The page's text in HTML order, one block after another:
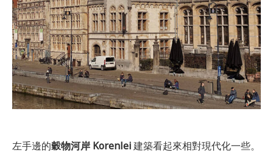
左手邊的穀物河岸 Korenlei建築看起來相對現代化一些。